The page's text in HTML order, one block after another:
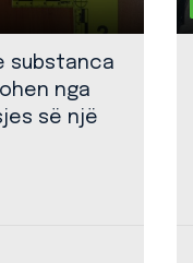
substanca
nga
së një